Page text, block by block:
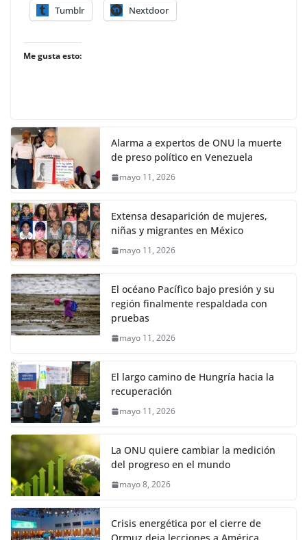
Tumblr Nextdoor
Me gusta esto:
Alarma a expertos de ONU la muerte
de preso político en Venezuela
mayo 11, 2026
Extensa desaparición de mujeres,
niñas y migrantes en México
mayo 11, 2026
El océano Pacífico bajo presión y su
región finalmente respaldada con
pruebas
mayo 11, 2026
El largo camino de Hungría hacia la
recuperación
mayo 11, 2026
La ONU quiere cambiar la medición
del progreso en el mundo
mayo 8, 2026
Crisis energética por el cierre de